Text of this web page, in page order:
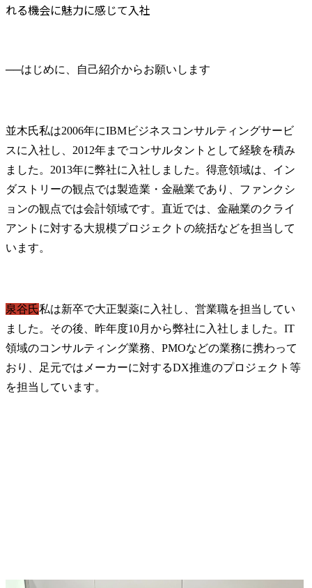
れる機会に魅力に感じて入社
──
並木氏私は2006年にIBMビジネスコンサルティングサービ
スに入社し、2012年までコンサルタントとして経験を積み
ました。2013年に弊社に入社しました。得意領域は、イン
ダストリーの観点では製造業・金融業であり、ファンクシ
ョンの観点では会計領域です。直近では、金融業のクライ
アントに対する大規模プロジェクトの統括などを担当して
います。
泉谷氏私は新卒で大正製薬に入社し、営業職を担当してい
ました。その後、昨年度10月から弊社に入社しました。IT
領域のコンサルティング業務、PMOなどの業務に携わって
おり、足元ではメーカーに対するDX推進のプロジェクト等
を担当しています。